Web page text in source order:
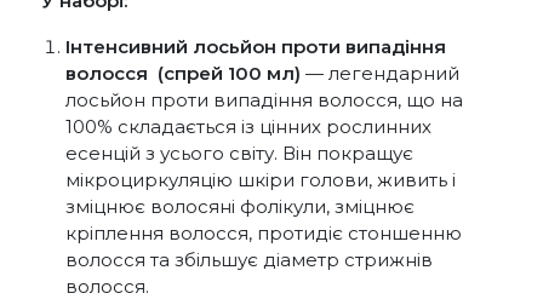
Інтенсивний лосьйон проти випадіння
волосся (спрей 100 мл) — легендарний
лосьйон проти випадіння волосся, що на
100% складається із цінних рослинних
есенцій з усього світу. Він покращує
мікроциркуляцію шкіри голови, живить і
зміцнює волосяні фолікули, зміцнює
кріплення волосся, протидіє стоншенню
волосся та збільшує діаметр стрижнів
волосся.